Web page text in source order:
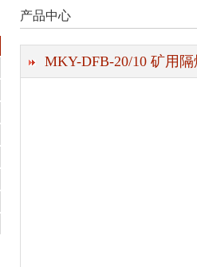
产品中心
MKY-DFB-20/10 矿用